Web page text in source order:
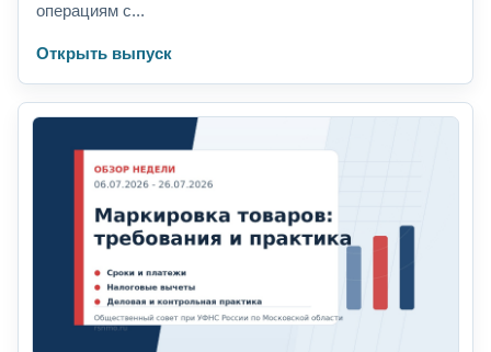
операциям с...
Открыть выпуск